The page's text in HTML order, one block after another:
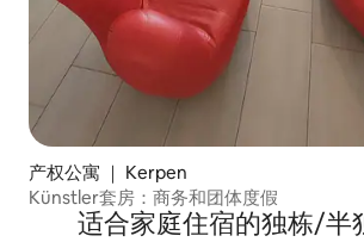
产权公寓 ｜ Kerpen
Künstler套房：商务和团体度假
适合家庭住宿的独栋/半